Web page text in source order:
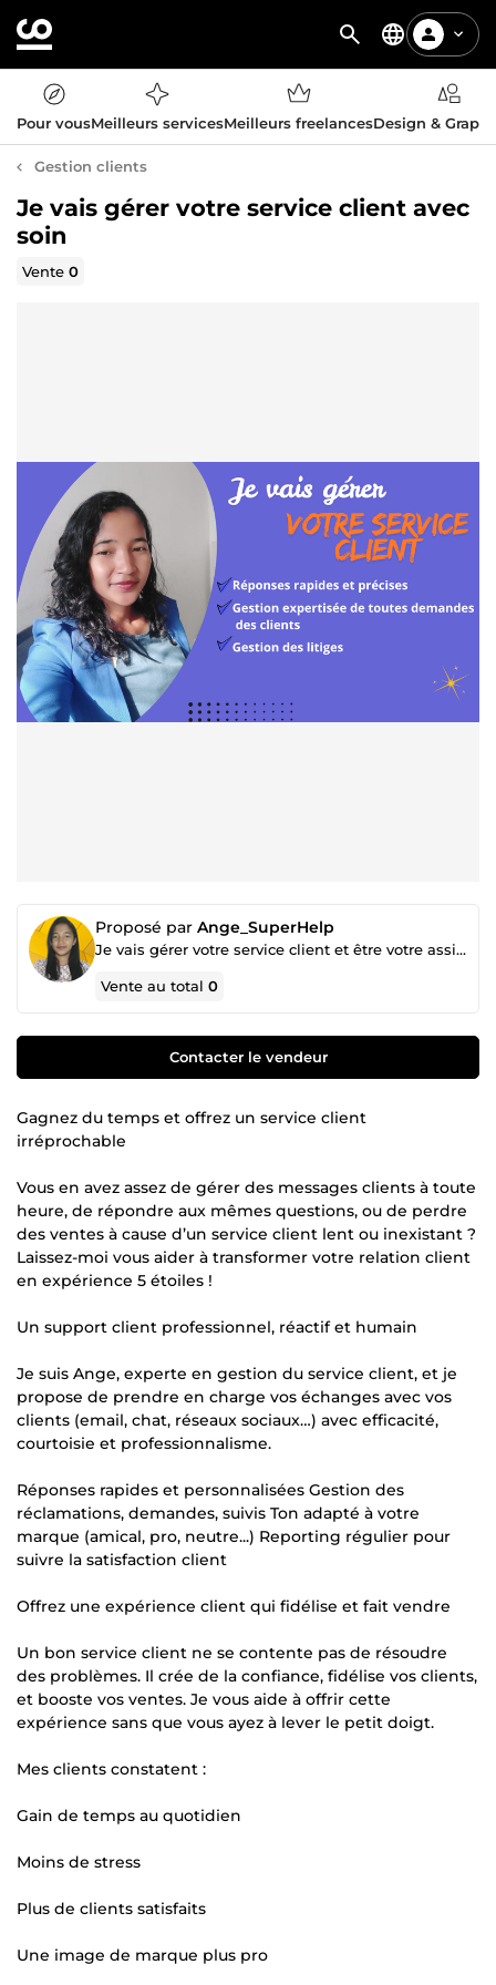
Pour vousMeilleurs servicesMeilleurs freelancesDesign &
Gestion clients
Je vais gérer votre service client avec
soin
Vente0
Proposé par Ange_SuperHelp
Je vais gérer votre service client et être votre assistante administrative .
Vente au total0
Contacter le vendeur
Gagnez du temps et offrez un service client
irréprochable
Vous en avez assez de gérer des messages clients à toute
heure, de répondre aux mêmes questions, ou de perdre
des ventes à cause d’un service client lent ou inexistant ?
Laissez-moi vous aider à transformer votre relation client
en expérience 5 étoiles !
Un support client professionnel, réactif et humain
Je suis Ange, experte en gestion du service client, et je
propose de prendre en charge vos échanges avec vos
clients (email, chat, réseaux sociaux…) avec efficacité,
courtoisie et professionnalisme.
Réponses rapides et personnalisées Gestion des
réclamations, demandes, suivis Ton adapté à votre
marque (amical, pro, neutre...) Reporting régulier pour
suivre la satisfaction client
Offrez une expérience client qui fidélise et fait vendre
Un bon service client ne se contente pas de résoudre
des problèmes. Il crée de la confiance, fidélise vos clients,
et booste vos ventes. Je vous aide à offrir cette
expérience sans que vous ayez à lever le petit doigt.
Mes clients constatent :
Gain de temps au quotidien
Moins de stress
Plus de clients satisfaits
Une image de marque plus pro